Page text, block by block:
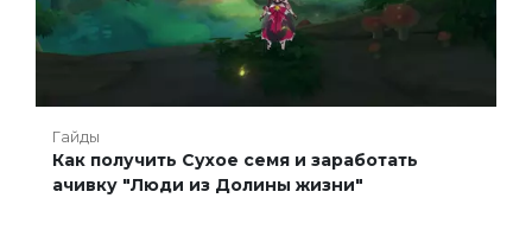
Гайды
Как получить Сухое семя и заработать
ачивку "Люди из Долины жизни"